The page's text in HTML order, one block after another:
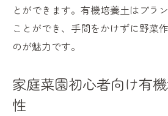
家庭菜園に最適な有機培
有機培養土が家庭菜園で
初心者におすすめする有
有機培養土が家庭菜園に
とができます。有機培養土はプラ
ことができ、手間をかけずに野菜
のが魅力です。
家庭菜園初心者向け有
性